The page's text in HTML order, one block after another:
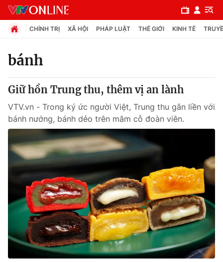
Chuyên mục
Xã hội
Pháp luật
Thế giới
Tin tức
Thế giới đó đây
Kinh tế
CHÍNH TRỊ XÃ HỘI PHÁP LUẬT THẾ GIỚI KINH TẾ
bánh
Giữ hồn Trung thu, thêm vị an lành
VTV.vn - Trong ký ức người Việt, Trung thu gắn liền với
bánh nướng, bánh dẻo trên mâm cỗ đoàn viên.